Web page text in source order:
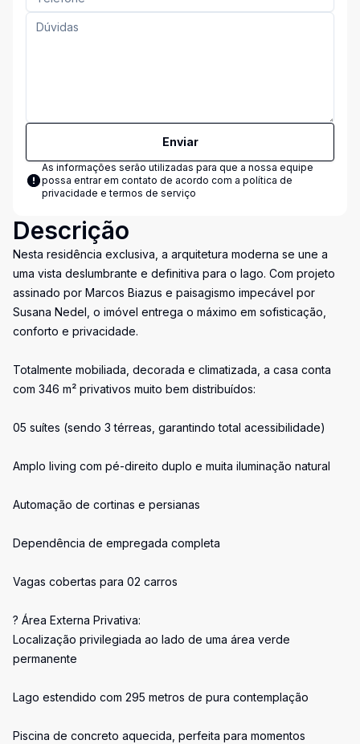
Enviar
As informações serão utilizadas para que a nossa equipe
possa entrar em contato de acordo com a política de
privacidade e termos de serviço
Descrição
Nesta residência exclusiva, a arquitetura moderna se une a
uma vista deslumbrante e definitiva para o lago. Com projeto
assinado por Marcos Biazus e paisagismo impecável por
Susana Nedel, o imóvel entrega o máximo em sofisticação,
conforto e privacidade.
Totalmente mobiliada, decorada e climatizada, a casa conta
com 346 m² privativos muito bem distribuídos:
05 suítes (sendo 3 térreas, garantindo total acessibilidade)
Amplo living com pé-direito duplo e muita iluminação natural
Automação de cortinas e persianas
Dependência de empregada completa
Vagas cobertas para 02 carros
? Área Externa Privativa:
Localização privilegiada ao lado de uma área verde
permanente
Lago estendido com 295 metros de pura contemplação
Piscina de concreto aquecida, perfeita para momentos